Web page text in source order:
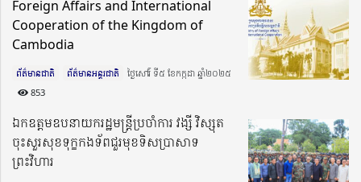
Foreign Affairs and International
Cooperation of the Kingdom of
Cambodia
ព័ត៌មានជាតិ ព័ត៌មានអន្តរជាតិ
ថ្ងៃសៅរ៍ ទី៥ ខែកក្កដា ឆ្នាំ២០២៥​
853
ឯកឧត្តមឧបនាយករដ្ឋមន្ត្រីប្រចាំការ វង្សី វិស្សុត
ចុះសួរសុខទុក្ខកងទ័ពជួរមុខទិសប្រាសាទ
ព្រះវិហារ